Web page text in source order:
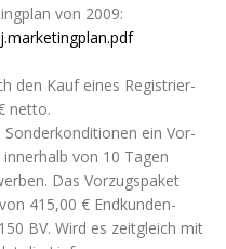
von 2009:
den Kauf eines Regis­trier­
netto.
Son­der­kon­di­tio­nen ein Vor­
von 10 Tagen
Das Vor­zugs­pa­ket
415,00 € End­kun­den­
BV. Wird es zeit­gleich mit